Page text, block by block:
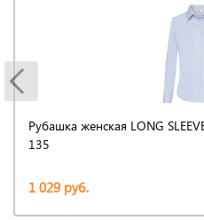
Рубашка женская LONG
135
1 029 руб.